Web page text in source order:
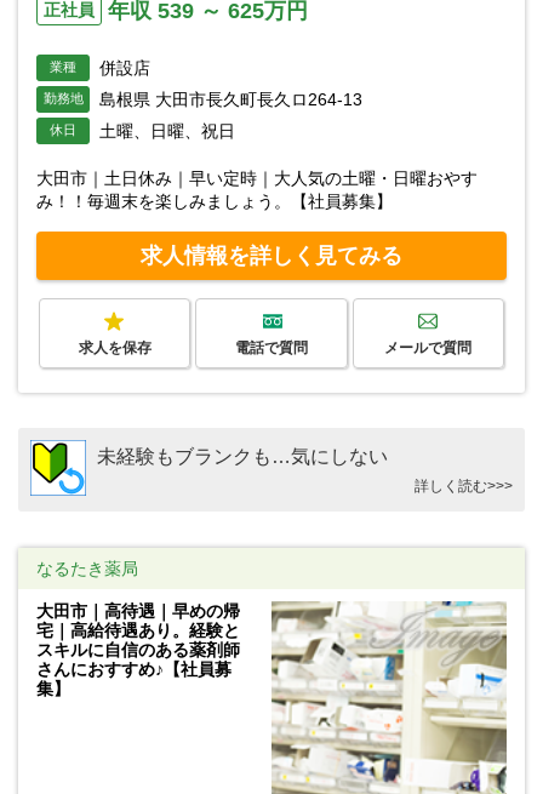
正社員 年収 539 ～ 625万円
業種 併設店
勤務地 島根県 大田市長久町長久ロ264-13
休日 土曜、日曜、祝日
大田市｜土日休み｜早い定時｜大人気の土曜・日曜おやす
み！！毎週末を楽しみましょう。【社員募集】
求人情報を詳しく見てみる
求人を保存 電話で質問 メールで質問
未経験もブランクも…気にしない
詳しく読む>>>
なるたき薬局
大田市｜高待遇｜早めの帰
宅｜高給待遇あり。経験と
スキルに自信のある薬剤師
さんにおすすめ♪【社員募
集】